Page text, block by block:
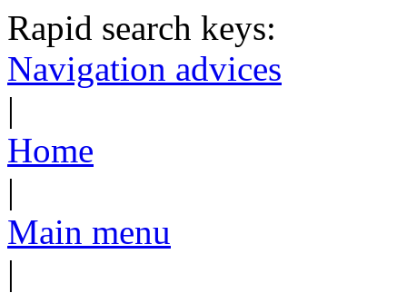
Rapid search keys:
Navigation advices
|
Home
|
Main menu
|